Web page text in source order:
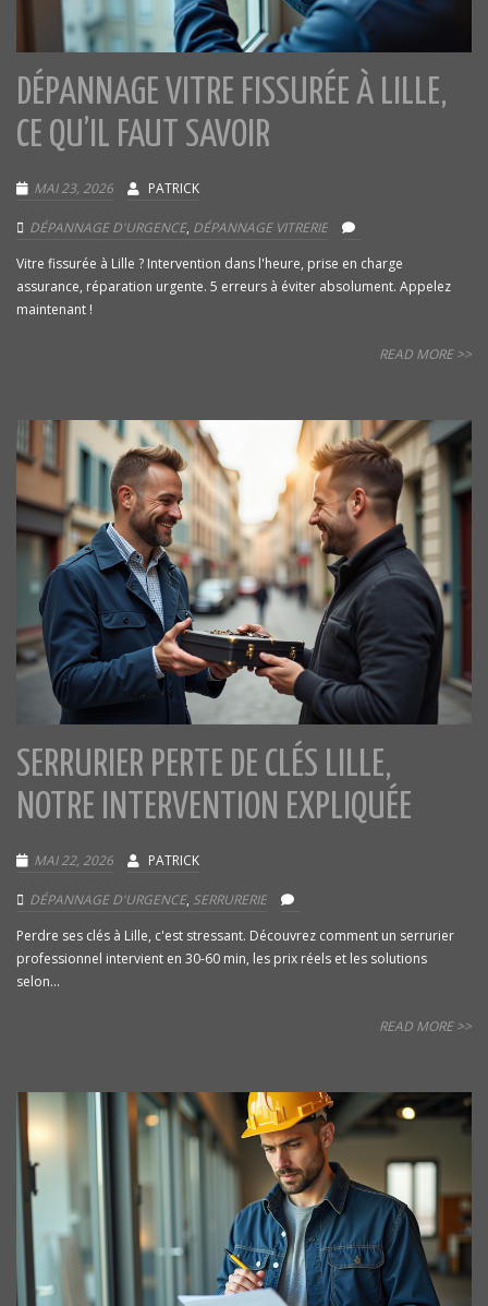
DÉPANNAGE VITRE FISSURÉE À LILLE,
CE QU’IL FAUT SAVOIR
MAI 23, 2026 PATRICK
DÉPANNAGE D'URGENCE, DÉPANNAGE VITRERIE
Vitre fissurée à Lille ? Intervention dans l'heure, prise en charge
assurance, réparation urgente. 5 erreurs à éviter absolument. Appelez
maintenant !
READ MORE >>
SERRURIER PERTE DE CLÉS LILLE,
NOTRE INTERVENTION EXPLIQUÉE
MAI 22, 2026 PATRICK
DÉPANNAGE D'URGENCE, SERRURERIE
Perdre ses clés à Lille, c'est stressant. Découvrez comment un serrurier
professionnel intervient en 30-60 min, les prix réels et les solutions
selon...
READ MORE >>